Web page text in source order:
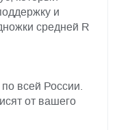
и
средней R
всей России.
от вашего